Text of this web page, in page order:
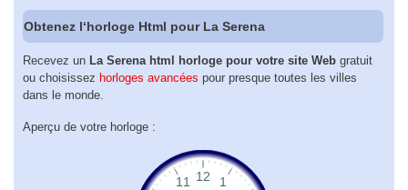
Obtenez l‘horloge Html pour La Serena
Recevez un La Serena html horloge pour votre site Web gratuit
ou choisissez horloges avancées pour presque toutes les villes
dans le monde.
Aperçu de votre horloge :